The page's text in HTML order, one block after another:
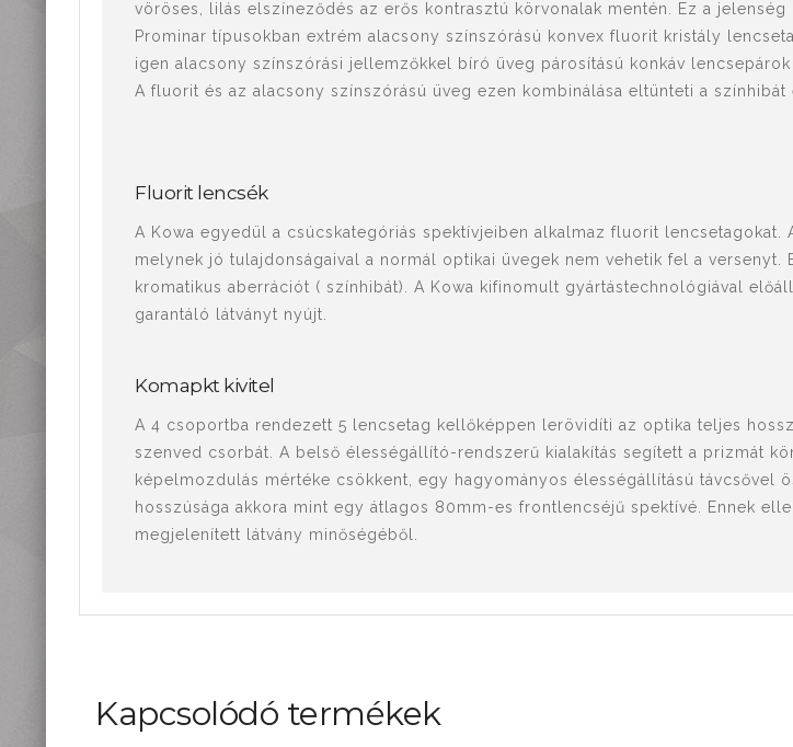
vöröses, lilás elszíneződés az erős kontrasztú körvonalak mentén. Ez a
Prominar típusokban extrém alacsony színszórású konvex fluorit kristály
igen alacsony színszórási jellemzőkkel bíró üveg párosítású konkáv
A fluorit és az alacsony színszórású üveg ezen kombinálása eltünteti a
Fluorit lencsék
A Kowa egyedül a csúcskategóriás spektívjeiben alkalmaz fluorit
melynek jó tulajdonságaival a normál optikai üvegek nem vehetik fel a
kromatikus aberrációt ( színhibát). A Kowa kifinomult gyártástechnológiával
garantáló látványt nyújt.
Komapkt kivitel
A 4 csoportba rendezett 5 lencsetag kellőképpen lerövidíti az optika teljes
szenved csorbát. A belső élességállító-rendszerű kialakítás segített a prizmát
képelmozdulás mértéke csökkent, egy hagyományos élességállítású távcsővel
hosszúsága akkora mint egy átlagos 80mm-es frontlencséjű spektívé. Ennek
megjelenített látvány minőségéből.
Kapcsolódó termékek